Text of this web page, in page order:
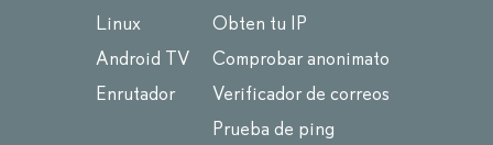
Linux
Android TV
Enrutador
Obten tu IP
Comprobar anonimato
Verificador de correos
Prueba de ping